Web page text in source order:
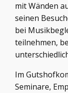
mit Wänden
seinen
bei
teilnehmen,
Im
Seminare,